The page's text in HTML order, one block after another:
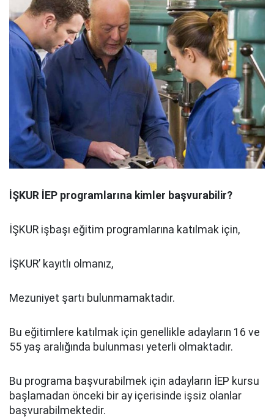
İŞKUR İEP programlarına kimler başvurabilir?
İŞKUR işbaşı eğitim programlarına katılmak için,
İŞKUR’ kayıtlı olmanız,
Mezuniyet şartı bulunmamaktadır.
Bu eğitimlere katılmak için genellikle adayların 16 ve
55 yaş aralığında bulunması yeterli olmaktadır.
Bu programa başvurabilmek için adayların İEP kursu
başlamadan önceki bir ay içerisinde işsiz olanlar
başvurabilmektedir.